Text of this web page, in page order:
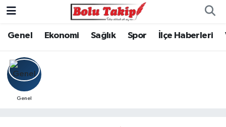
Genel Ekonomi Sağlık Spor İlçe Haberleri
Genel